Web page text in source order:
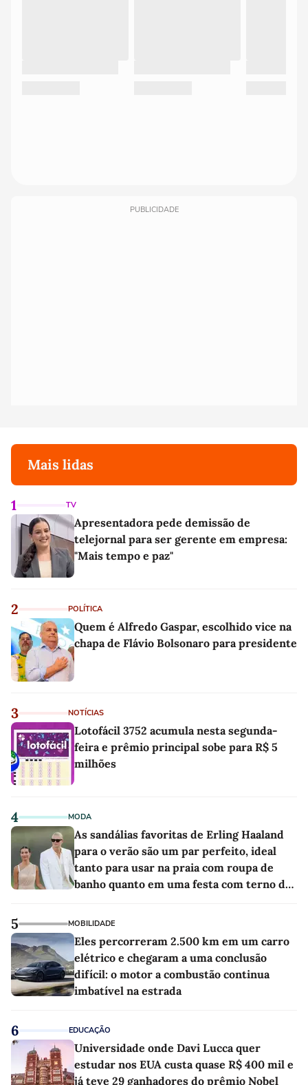
PUBLICIDADE
Mais lidas
1 TV
Apresentadora pede demissão de
telejornal para ser gerente em empresa:
"Mais tempo e paz"
2 POLÍTICA
Quem é Alfredo Gaspar, escolhido vice na
chapa de Flávio Bolsonaro para presidente
3 NOTÍCIAS
Lotofácil 3752 acumula nesta segunda-
feira e prêmio principal sobe para R$ 5
milhões
4 MODA
As sandálias favoritas de Erling Haaland
para o verão são um par perfeito, ideal
tanto para usar na praia com roupa de
banho quanto em uma festa com terno de
5 MOBILIDADE
Eles percorreram 2.500 km em um carro
elétrico e chegaram a uma conclusão
difícil: o motor a combustão continua
imbatível na estrada
6 EDUCAÇÃO
Universidade onde Davi Lucca quer
estudar nos EUA custa quase R$ 400 mil e
já teve 29 ganhadores do prêmio Nobel